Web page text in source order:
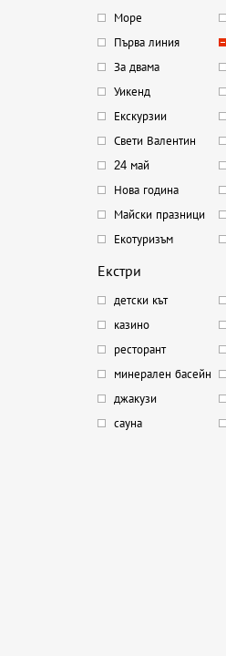
Море
Първа линия
За двама
Уикенд
Екскурзии
Свети Валентин
24 май
Нова година
Майски празници
Екотуризъм
Екстри
детски кът
казино
ресторант
минерален басейн
джакузи
сауна